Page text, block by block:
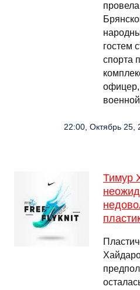
гостем
спорта
офицер,
22:00, Октябрь 25,
Тимур